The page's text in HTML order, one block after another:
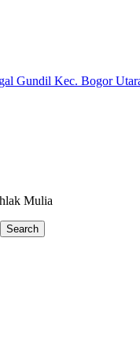
Gundil Kec. Bogor
Mulia